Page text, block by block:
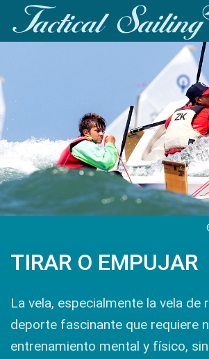
TIRAR O EMPUJAR
La vela, especialmente la vela de
deporte fascinante que requiere
entrenamiento mental y físico,